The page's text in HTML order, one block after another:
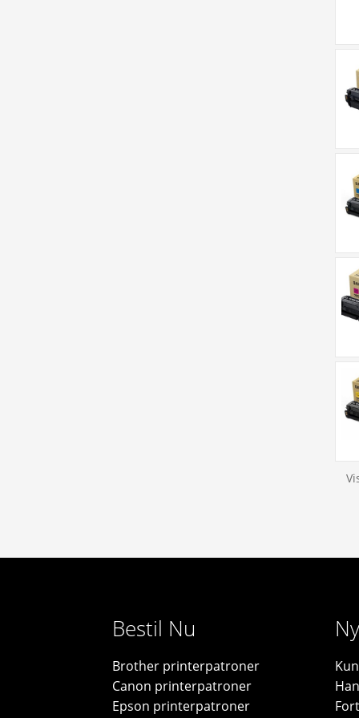
Bestil Nu
Brother printerpatroner
Canon printerpatroner
Epson printerpatroner